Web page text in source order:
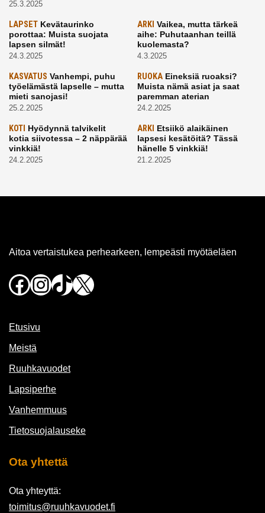
25.3.2025
LAPSET Kevätaurinko
porottaa: Muista suojata
lapsen silmät!
24.3.2025
ARKI Vaikea, mutta tärkeä
aihe: Puhutaanhan teillä
kuolemasta?
4.3.2025
KASVATUS Vanhempi, puhu
työelämästä lapselle – mutta
mieti sanojasi!
25.2.2025
RUOKAEineksiä ruoaksi?
Muista nämä asiat ja saat
paremman aterian
24.2.2025
KOTI Hyödynnä talvikelit
kotia siivotessa – 2 näppärää
vinkkiä!
24.2.2025
ARKI Etsiikö alaikäinen
lapsesi kesätöitä? Tässä
hänelle 5 vinkkiä!
21.2.2025
Aitoa vertaistukea perhearkeen, lempeästi myötäeläen
Facebook
Instagram
TikTok
X
Etusivu
Meistä
Ruuhkavuodet
Lapsiperhe
Vanhemmuus
Tietosuojalauseke
Ota yhtettä
Ota yhteyttä:
toimitus@ruuhkavuodet.fi